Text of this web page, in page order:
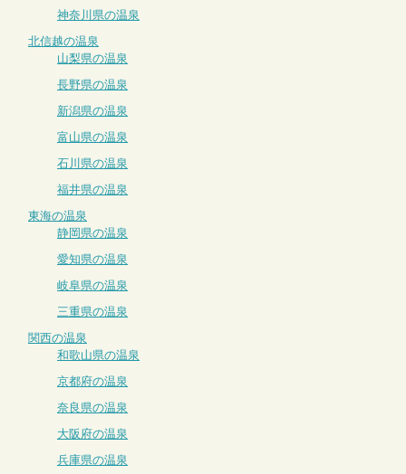
神奈川県の温泉
北信越の温泉
山梨県の温泉
長野県の温泉
新潟県の温泉
富山県の温泉
石川県の温泉
福井県の温泉
東海の温泉
静岡県の温泉
愛知県の温泉
岐阜県の温泉
三重県の温泉
関西の温泉
和歌山県の温泉
京都府の温泉
奈良県の温泉
大阪府の温泉
兵庫県の温泉